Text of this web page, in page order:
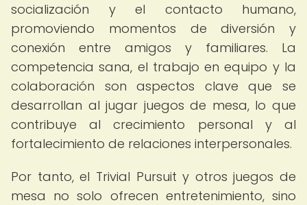
socialización y el contacto humano,
promoviendo momentos de diversión y
conexión entre amigos y familiares. La
competencia sana, el trabajo en equipo y la
colaboración son aspectos clave que se
desarrollan al jugar juegos de mesa, lo que
contribuye al crecimiento personal y al
fortalecimiento de relaciones interpersonales.
Por tanto, el Trivial Pursuit y otros juegos de
mesa no solo ofrecen entretenimiento, sino